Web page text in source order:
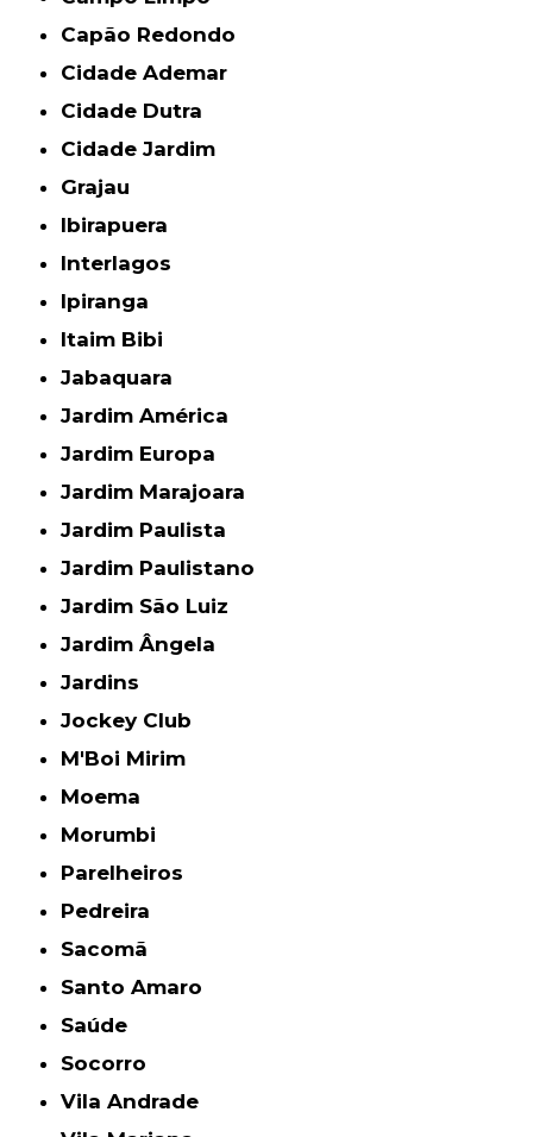
Capão Redondo
Cidade Ademar
Cidade Dutra
Cidade Jardim
Grajau
Ibirapuera
Interlagos
Ipiranga
Itaim Bibi
Jabaquara
Jardim América
Jardim Europa
Jardim Marajoara
Jardim Paulista
Jardim Paulistano
Jardim São Luiz
Jardim Ângela
Jardins
Jockey Club
M'Boi Mirim
Moema
Morumbi
Parelheiros
Pedreira
Sacomã
Santo Amaro
Saúde
Socorro
Vila Andrade